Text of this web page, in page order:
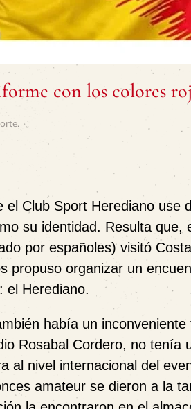
con los colores
.
el Club Sport Herediano use
su identidad. Resulta que,
por españoles) visitó
propuso organizar un
el Herediano.
había un
Rosabal Cordero, no tenía
al nivel internacional del
amateur se dieron a la